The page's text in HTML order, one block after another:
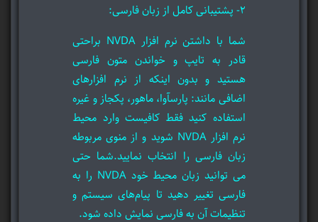
2- پشتیبانی کامل از زبان فارسی:
شما با داشتن نرم افزار NVDA براحتی
قادر به تایپ و خواندن متون فارسی
هستید و بدون اینکه از نرم افزارهای
اضافی مانند: پارسآوا، ماهور، پکجاز و غیره
استفاده کنید فقط کافیست وارد محیط
نرم افزار NVDA شوید و از منوی مربوطه
زبان فارسی را انتخاب نمایید.شما حتی
می توانید زبان محیط خود NVDA را به
فارسی تغییر دهید تا پیام‌های سیستم و
تنظیمات آن به فارسی نمایش داده شود.